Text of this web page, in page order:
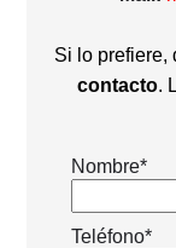
Si lo prefiere,
contacto.
Nombre*
Teléfono*